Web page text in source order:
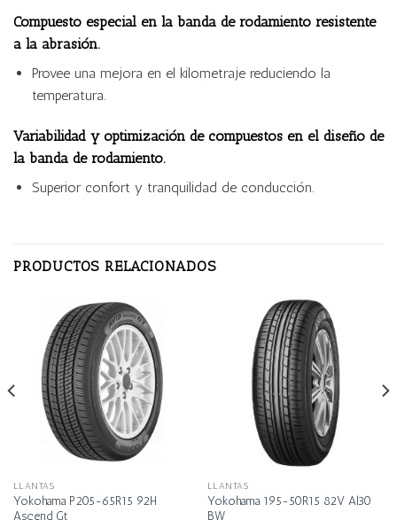
Compuesto especial en la banda de rodamiento resistente
a la abrasión.
Provee una mejora en el kilometraje reduciendo la
temperatura.
Variabilidad y optimización de compuestos en el diseño de
la banda de rodamiento.
Superior confort y tranquilidad de conducción.
PRODUCTOS RELACIONADOS
LLANTAS
Yokohama P205-65R15 92H
Ascend Gt
LLANTAS
Yokohama 195-50R15 82V Al30
BW